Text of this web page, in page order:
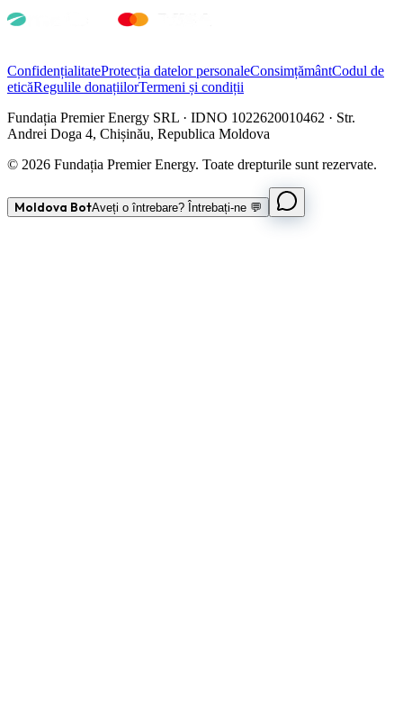
ConfidențialitateProtecția datelor personaleConsimțământCodul de
eticăRegulile donațiilorTermeni și condiții
Fundația Premier Energy SRL · IDNO 1022620010462 · Str.
Andrei Doga 4, Chișinău, Republica Moldova
© 2026 Fundația Premier Energy. Toate drepturile sunt rezervate.
Moldova BotAveți o întrebare? Întrebați-ne 💬